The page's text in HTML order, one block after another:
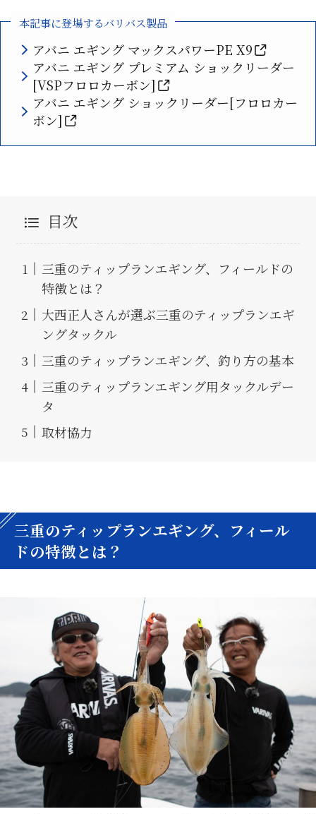
本記事に登場するバリバス製品
アバニ エギング マックスパワーPE X9
アバニ エギング プレミアム ショックリーダー
[VSPフロロカーボン]
アバニ エギング ショックリーダー[フロロカー
ボン]
目次
三重のティップランエギング、フィールドの
特徴とは？
大西正人さんが選ぶ三重のティップランエギ
ングタックル
三重のティップランエギング、釣り方の基本
三重のティップランエギング用タックルデー
タ
取材協力
三重のティップランエギング、フィール
ドの特徴とは？